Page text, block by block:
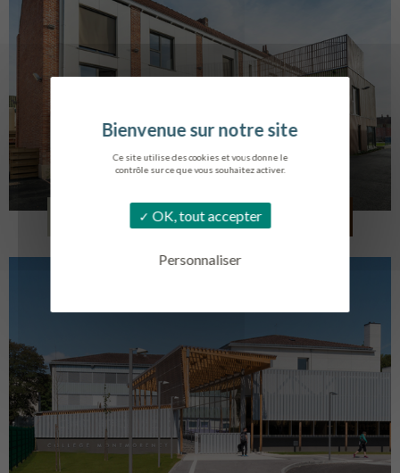
Ce site utilise des cookies et vous donne le
contrôle sur ce que vous souhaitez activer.
OK, tout accepter
Personnaliser
LOG. JEUNES TRAVAILLEURS